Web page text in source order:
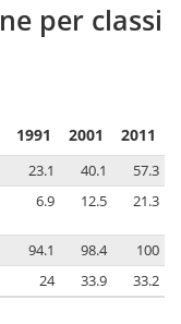
per classi
1991 2001 2011
23.1 40.1
57.3
6.9 12.5 21.3
94.1 98.4
100
24 33.9 33.2